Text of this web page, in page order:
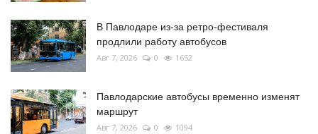
В Павлодаре из-за ретро-фестиваля
продлили работу автобусов
Авг 7, 2026 0 1652
Павлодарские автобусы временно изменят
маршрут
Авг 7, 2026 0 1094